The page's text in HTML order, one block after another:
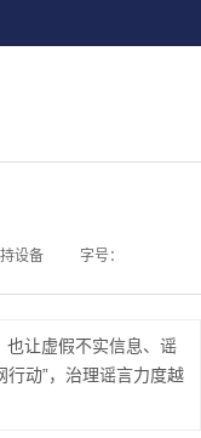
设备 字号：
也让虚假不实信息、谣
行动”，治理谣言力度越